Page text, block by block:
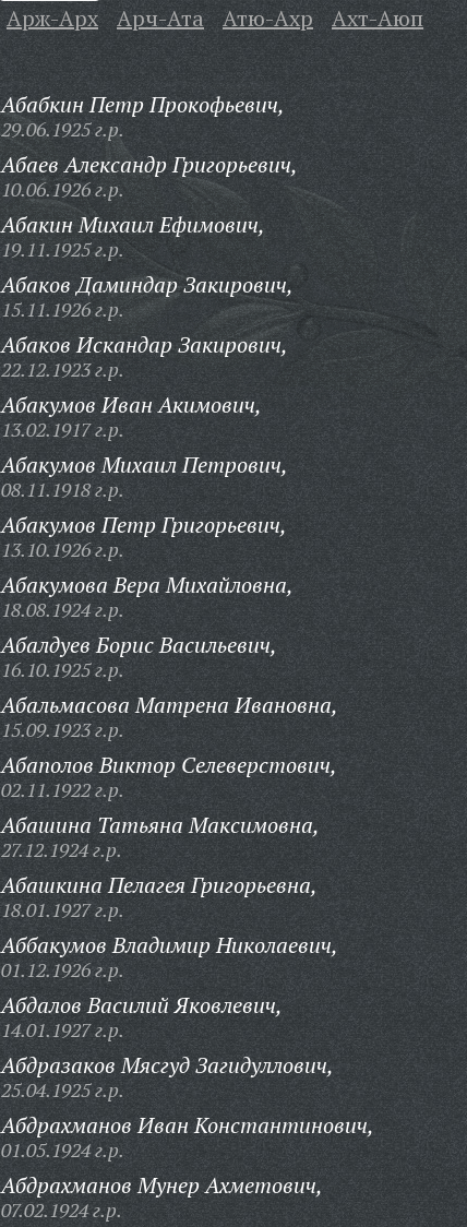
Арж-Арх
Арч-Ата Атю-Ахр Ахт-Аюп
Абабкин Петр Прокофьевич,
29.06.1925 г.р.
Абаев Александр Григорьевич,
10.06.1926 г.р.
Абакин Михаил Ефимович,
19.11.1925 г.р.
Абаков Даминдар Закирович,
15.11.1926 г.р.
Абаков Искандар Закирович,
22.12.1923 г.р.
Абакумов Иван Акимович,
13.02.1917 г.р.
Абакумов Михаил Петрович,
08.11.1918 г.р.
Абакумов Петр Григорьевич,
13.10.1926 г.р.
Абакумова Вера Михайловна,
18.08.1924 г.р.
Абалдуев Борис Васильевич,
16.10.1925 г.р.
Абальмасова Матрена Ивановна,
15.09.1923 г.р.
Абаполов Виктор Селеверстович,
02.11.1922 г.р.
Абашина Татьяна Максимовна,
27.12.1924 г.р.
Абашкина Пелагея Григорьевна,
18.01.1927 г.р.
Аббакумов Владимир Николаевич,
01.12.1926 г.р.
Абдалов Василий Яковлевич,
14.01.1927 г.р.
Абдразаков Мясгуд Загидуллович,
25.04.1925 г.р.
Абдрахманов Иван Константинович,
01.05.1924 г.р.
Абдрахманов Мунер Ахметович,
07.02.1924 г.р.